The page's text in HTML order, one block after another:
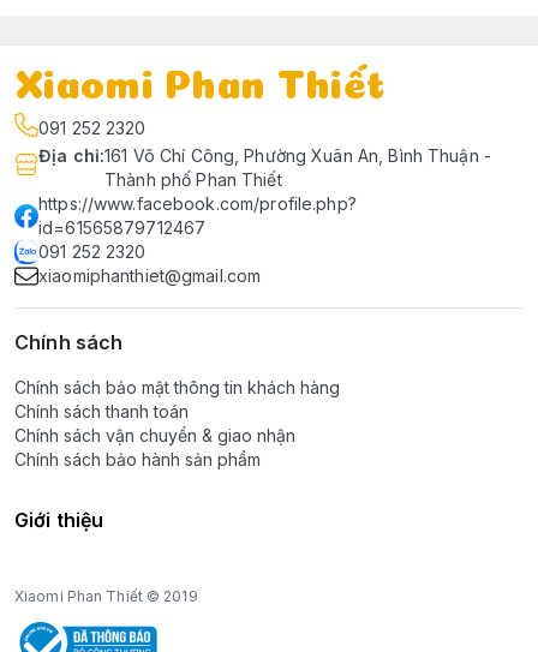
Xiaomi Phan Thiết
091 252 2320
Địa chỉ:161 Võ Chí Công, Phường Xuân An, Bình Thuận -
Thành phố Phan Thiết
https://www.facebook.com/profile.php?
id=61565879712467
091 252 2320
xiaomiphanthiet@gmail.com
Chính sách
Chính sách bảo mật thông tin khách hàng
Chính sách thanh toán
Chính sách vận chuyển & giao nhận
Chính sách bảo hành sản phẩm
Giới thiệu
Xiaomi Phan Thiết © 2019